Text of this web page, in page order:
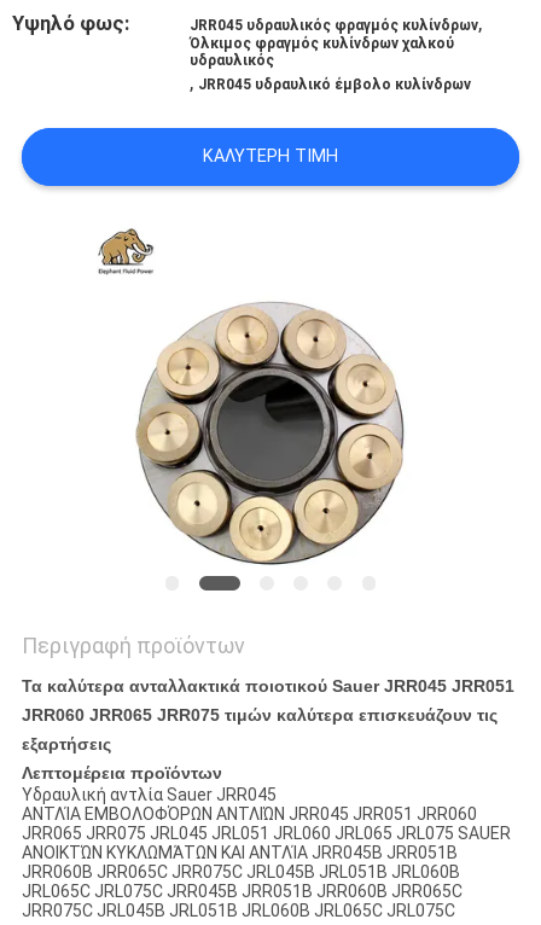
ΠΕΡΙΠΤΏΣΕΙΣ
SITEMAP
PRIVACY
POLICY
Υψηλό φως: JRR045 υδραυλικός φραγμός κυλίνδρων,
Όλκιμος φραγμός κυλίνδρων χαλκού
υδραυλικός
, JRR045 υδραυλικό έμβολο κυλίνδρων
ΚΑΛΎΤΕΡΗ ΤΙΜΉ
Περιγραφή προϊόντων
Τα καλύτερα ανταλλακτικά ποιοτικού Sauer JRR045 JRR051
JRR060 JRR065 JRR075 τιμών καλύτερα επισκευάζουν τις
εξαρτήσεις
Λεπτομέρεια προϊόντων
Υδραυλική αντλία Sauer JRR045
ΑΝΤΛΊΑ ΕΜΒΟΛΟΦΌΡΩΝ ΑΝΤΛΙΏΝ JRR045 JRR051 JRR060
JRR065 JRR075 JRL045 JRL051 JRL060 JRL065 JRL075 SAUER
ΑΝΟΙΚΤΏΝ ΚΥΚΛΩΜΆΤΩΝ ΚΑΙ ΑΝΤΛΊΑ JRR045B JRR051B
JRR060B JRR065C JRR075C JRL045B JRL051B JRL060B
JRL065C JRL075C JRR045B JRR051B JRR060B JRR065C
JRR075C JRL045B JRL051B JRL060B JRL065C JRL075C